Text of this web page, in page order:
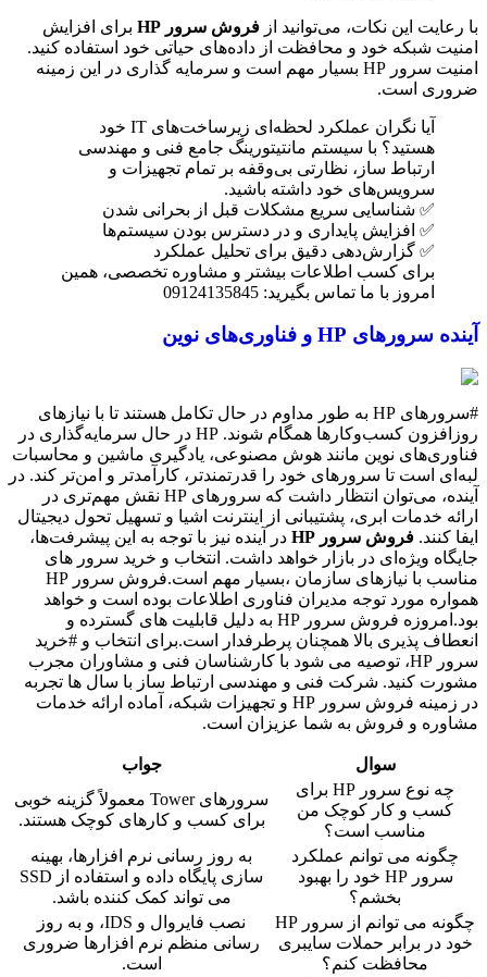
با رعایت این نکات، می‌توانید از فروش سرور HP
برای افزایش
امنیت شبکه خود و محافظت از داده‌های حیاتی خود استفاده کنید.
امنیت سرور HP بسیار مهم است و سرمایه گذاری در این زمینه
ضروری است.
آیا نگران عملکرد لحظه‌ای زیرساخت‌های IT خود
هستید؟ با سیستم مانتیتورینگ جامع فنی و مهندسی
ارتباط ساز، نظارتی بی‌وقفه بر تمام تجهیزات و
سرویس‌های خود داشته باشید.
✅ شناسایی سریع مشکلات قبل از بحرانی شدن
✅ افزایش پایداری و در دسترس بودن سیستم‌ها
✅ گزارش‌دهی دقیق برای تحلیل عملکرد
برای کسب اطلاعات بیشتر و مشاوره تخصصی، همین
امروز با ما تماس بگیرید: 09124135845
آینده سرورهای HP و فناوری‌های نوین
#سرورهای HP به طور مداوم در حال تکامل هستند تا با نیازهای
روزافزون کسب‌وکارها همگام شوند. HP در حال سرمایه‌گذاری در
فناوری‌های نوین مانند هوش مصنوعی، یادگیری ماشین و محاسبات
لبه‌ای است تا سرورهای خود را قدرتمندتر، کارآمدتر و امن‌تر کند. در
آینده، می‌توان انتظار داشت که سرورهای HP نقش مهم‌تری در
ارائه خدمات ابری، پشتیبانی از اینترنت اشیا و تسهیل تحول دیجیتال
ایفا کنند. فروش سرور HP
در آینده نیز با توجه به این پیشرفت‌ها،
جایگاه ویژه‌ای در بازار خواهد داشت. انتخاب و خرید سرور های
مناسب با نیازهای سازمان ،بسیار مهم است.فروش سرور HP
همواره مورد توجه مدیران فناوری اطلاعات بوده است و خواهد
بود.امروزه فروش سرور HP به دلیل قابلیت های گسترده و
انعطاف پذیری بالا همچنان پرطرفدار است.برای انتخاب و #خرید
سرور HP، توصیه می شود با کارشناسان فنی و مشاوران مجرب
مشورت کنید. شرکت فنی و مهندسی ارتباط ساز با سال ها تجربه
در زمینه فروش سرور HP و تجهیزات شبکه، آماده ارائه خدمات
مشاوره و فروش به شما عزیزان است.
سوال
جواب
چه نوع سرور HP برای
کسب و کار کوچک من
مناسب است؟
سرورهای Tower معمولاً گزینه خوبی
برای کسب و کارهای کوچک هستند.
چگونه می توانم عملکرد
سرور HP خود را بهبود
بخشم؟
به روز رسانی نرم افزارها، بهینه
سازی پایگاه داده و استفاده از SSD
می تواند کمک کننده باشد.
چگونه می توانم از سرور HP
خود در برابر حملات سایبری
محافظت کنم؟
نصب فایروال و IDS، و به روز
رسانی منظم نرم افزارها ضروری
است.